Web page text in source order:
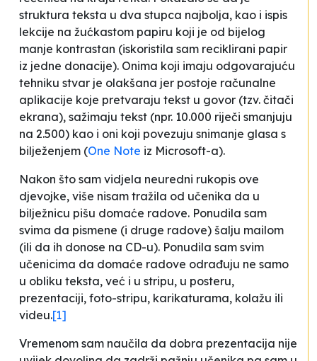
struktura teksta u dva stupca najbolja, kao i ispis
lekcije na žućkastom papiru koji je od bijelog
manje kontrastan (iskoristila sam reciklirani papir
iz jedne donacije). Onima koji imaju odgovarajuću
tehniku stvar je olakšana jer postoje računalne
aplikacije koje pretvaraju tekst u govor (tzv. čitači
ekrana), sažimaju tekst (npr. 10.000 riječi smanjuju
na 2.500) kao i oni koji povezuju snimanje glasa s
bilježenjem (One Note iz Microsoft-a).
Nakon što sam vidjela neuredni rukopis ove
djevojke, više nisam tražila od učenika da u
bilježnicu pišu domaće radove. Ponudila sam
svima da pismene (i druge radove) šalju mailom
(ili da ih donose na CD-u). Ponudila sam svim
učenicima da domaće radove odrađuju ne samo
u obliku teksta, već i u stripu, u posteru,
prezentaciji, foto-stripu, karikaturama, kolažu ili
videu.[1]
Vremenom sam naučila da dobra prezentacija nije